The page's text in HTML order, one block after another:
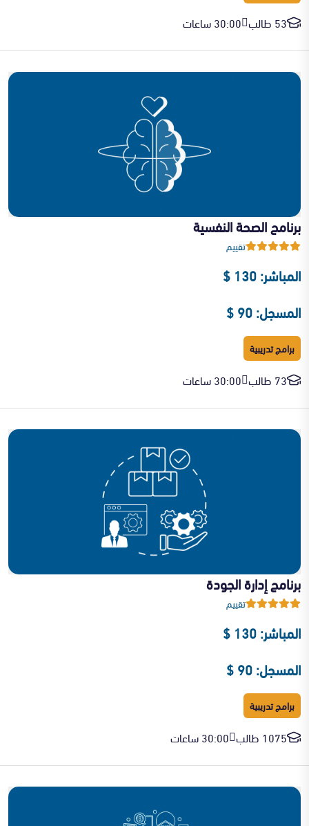
53 طالب 30:00 ساعات
برنامج الصحة النفسية
تقييم
المباشر: 130 $
المسجل: 90 $
برامج تدريبية
73 طالب 30:00 ساعات
برنامج إدارة الجودة
تقييم
المباشر: 130 $
المسجل: 90 $
برامج تدريبية
1075 طالب 30:00 ساعات